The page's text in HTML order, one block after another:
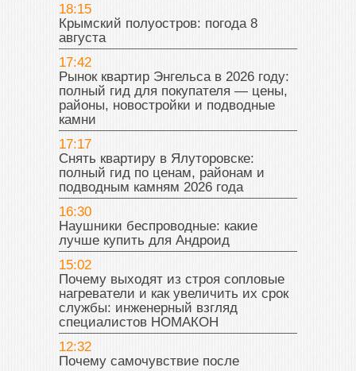
18:15
Крымский полуостров: погода 8
августа
17:42
Рынок квартир Энгельса в 2026 году:
полный гид для покупателя — цены,
районы, новостройки и подводные
камни
17:17
Снять квартиру в Ялуторовске:
полный гид по ценам, районам и
подводным камням 2026 года
16:30
Наушники беспроводные: какие
лучше купить для Андроид
15:02
Почему выходят из строя сопловые
нагреватели и как увеличить их срок
службы: инженерный взгляд
специалистов НОМАКОН
12:32
Почему самочувствие после